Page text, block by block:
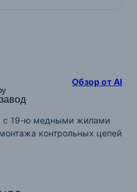
Обзор от AI
с 19-ю медными жилами
контрольных цепей